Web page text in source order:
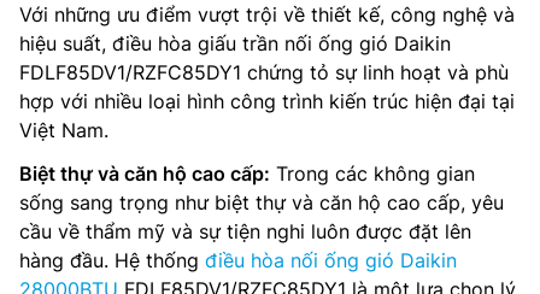
Với những ưu điểm vượt trội về thiết kế, công nghệ và
hiệu suất, điều hòa giấu trần nối ống gió Daikin
FDLF85DV1/RZFC85DY1 chứng tỏ sự linh hoạt và phù
hợp với nhiều loại hình công trình kiến trúc hiện đại tại
Việt Nam.
Biệt thự và căn hộ cao cấp: Trong các không gian
sống sang trọng như biệt thự và căn hộ cao cấp, yêu
cầu về thẩm mỹ và sự tiện nghi luôn được đặt lên
hàng đầu. Hệ thống điều hòa nối ống gió Daikin
28000BTU FDLF85DV1/RZFC85DY1 là một lựa chọn lý